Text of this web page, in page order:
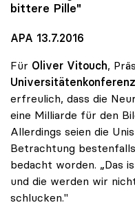
bittere Pille"
APA 13.7.2016
Für Oliver Vitouch,
erfreulich, dass die
eine Milliarde für den
Allerdings seien die
Betrachtung
bedacht worden. „Das
und die werden wir
schlucken."